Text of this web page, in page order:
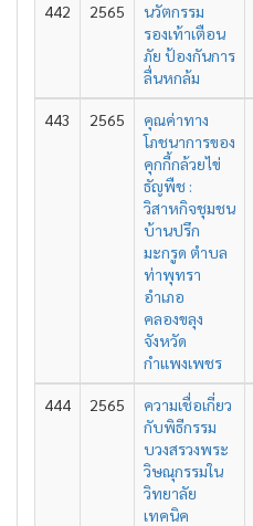
442 2565
นวัตกรรม
รองเท้าเตือน
ภัย ป้องกันการ
ลื่นหกล้ม
443 2565
คุณค่าทาง
โภชนาการของ
คุกกี้กล้วยไข่
ธัญพืช :
วิสาหกิจชุมชน
บ้านปรึก
มะกรูด ตำบล
ท่าพุทรา
อำเภอ
คลองขลุง
จังหวัด
กำแพงเพชร
444 2565
ความเชื่อเกี่ยว
กับพิธีกรรม
บวงสรวงพระ
วิษณุกรรมใน
วิทยาลัย
เทคนิค